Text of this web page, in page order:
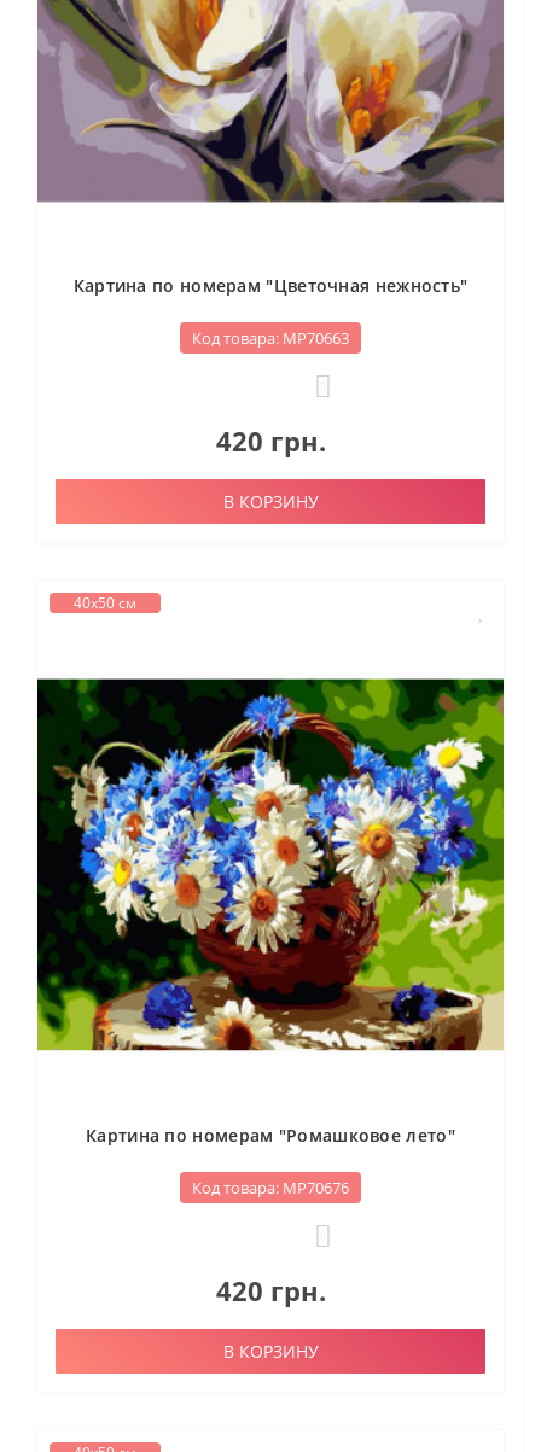
Картина по номерам "Цветочная нежность"
Код товара: МР70663
420 грн.
В КОРЗИНУ
40х50 см
Картина по номерам "Ромашковое лето"
Код товара: МР70676
420 грн.
В КОРЗИНУ